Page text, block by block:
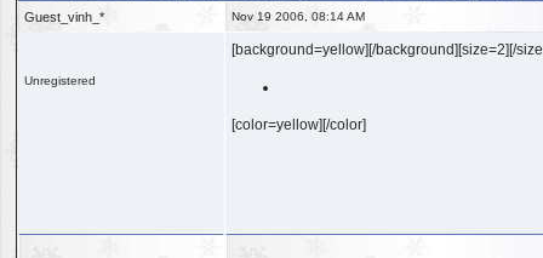
Guest_vinh_* Nov 19 2006, 08:14 AM
Unregistered
[background=yellow][/background][size=2][/
[color=yellow][/color]